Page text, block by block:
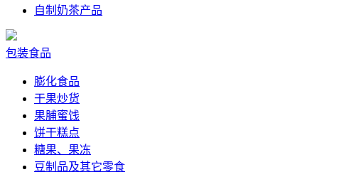
自制奶茶产品
包装食品
膨化食品
干果炒货
果脯蜜饯
饼干糕点
糖果、果冻
豆制品及其它零食